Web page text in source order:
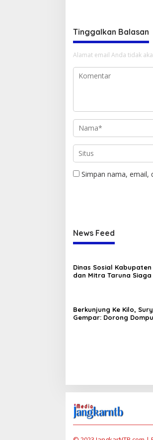
Tinggalkan Balasan
Alamat email Anda tidak
Simpan nama, email,
News Feed
Dinas Sosial Kabupaten
dan Mitra Taruna Siaga
Berkunjung Ke Kilo,
Gempar: Dorong